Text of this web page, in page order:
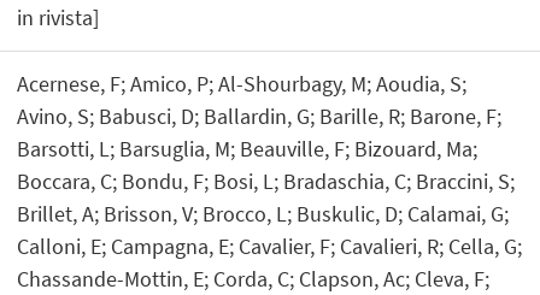
in rivista]
Acernese, F; Amico, P; Al-Shourbagy, M; Aoudia, S;
Avino, S; Babusci, D; Ballardin, G; Barille, R; Barone, F;
Barsotti, L; Barsuglia, M; Beauville, F; Bizouard, Ma;
Boccara, C; Bondu, F; Bosi, L; Bradaschia, C; Braccini, S;
Brillet, A; Brisson, V; Brocco, L; Buskulic, D; Calamai, G;
Calloni, E; Campagna, E; Cavalier, F; Cavalieri, R; Cella, G;
Chassande-Mottin, E; Corda, C; Clapson, Ac; Cleva, F;